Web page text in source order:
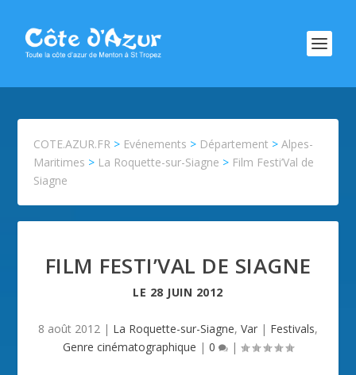
COTE.AZUR.FR > Evénements > Département >Alpes-
Maritimes > La Roquette-sur-Siagne > Film Festi’Val de
Siagne
FILM FESTI’VAL DE SIAGNE
LE 28 JUIN 2012
8 août 2012 | La Roquette-sur-Siagne, Var | Festivals,
Genre cinématographique | 0 |